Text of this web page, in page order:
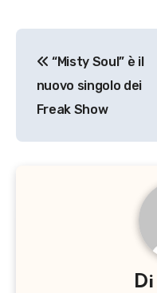
articoli
“Misty Soul” è il
nuovo singolo dei
Freak Show
Di